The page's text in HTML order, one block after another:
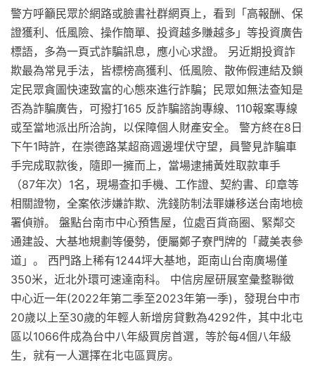
警方呼籲民眾於網路或臉書社群網頁上，看到「高報酬、保
證獲利、低風險、操作簡單、投資越多賺越多」等投資廣告
標語，多為一頁式詐騙訊息，應小心求證。 另近期投資詐
欺最為常見手法，皆標榜高獲利、低風險、散佈假連結及鎖
定民眾貪圖快速致富的心態來進行詐騙；民眾如無法查知是
否為詐騙廣告，可撥打165 反詐騙諮詢專線、110報案專線
或至當地派出所洽詢，以保障個人財產安全。 警方終在8日
下午1時許，在崇德路某超商週邊埋伏守望，員警見詐騙車
手完成取款後，隨即一擁而上，當場逮捕黃姓取款車手
（87年次）1名，現場查扣手機、工作證、契約書、印章等
相關證物，全案依涉嫌詐欺、洗錢防制法罪嫌移送台南地檢
署偵辦。 盤點台南市中心預售屋，位處百貨商圈、緊鄰交
通建設、大基地規劃等優勢，便屬鄭子寮門牌的「藏美表參
道」。 西門路上稀有1244坪大基地，距南山台南廣場僅
350米，近北外環可速達南科。 中信房屋研展室彙整聯徵
中心近一年(2022年第二季至2023年第一季)，發現台中市
20歲以上至30歲的年輕人新增房貸數為4292件，其中北屯
區以1066件成為台中八年級買房首選，等於每4個八年級
生，就有一人選擇在北屯區買房。